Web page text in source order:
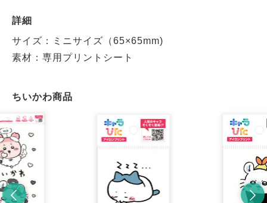
詳細
サイズ：ミニサイズ（65×65mm)
素材：専用プリントシート
ちいかわ商品